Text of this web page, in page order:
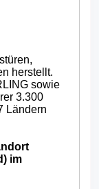
herstellt.
sowie
3.300
Ländern
im